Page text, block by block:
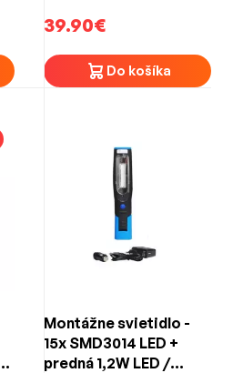
39.90€
Do košíka
Montážne svietidlo -
15x SMD3014 LED +
predná 1,2W LED /